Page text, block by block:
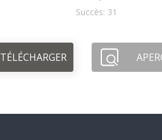
Succès: 31
TÉLÉCHARGER